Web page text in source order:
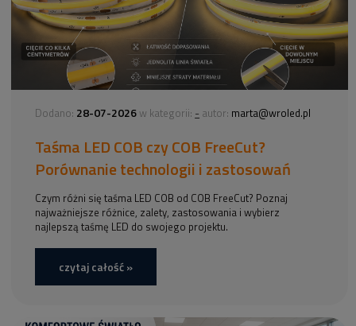
Dodano: 28-07-2026 w kategorii: - autor: marta@wroled.pl
Taśma LED COB czy COB FreeCut?
Porównanie technologii i zastosowań
Czym różni się taśma LED COB od COB FreeCut? Poznaj
najważniejsze różnice, zalety, zastosowania i wybierz
najlepszą taśmę LED do swojego projektu.
czytaj całość »